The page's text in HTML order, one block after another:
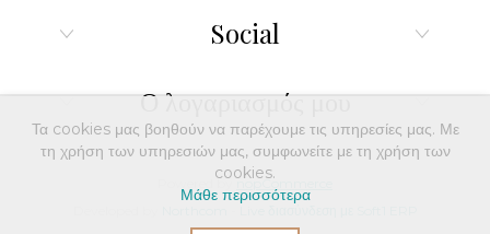
Social
Ο λογαριασμός μου
Powered by nopCommerce
Τα cookies μας βοηθούν να παρέχουμε τις υπηρεσίες μας. Με
τη χρήση των υπηρεσιών μας, συμφωνείτε με τη χρήση των
cookies.
Μάθε περισσότερα